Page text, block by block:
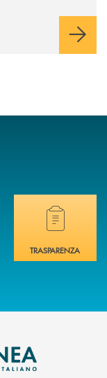
denaro, sempre
. Contattaci!
Hai bisogno di
TRASPARENZA